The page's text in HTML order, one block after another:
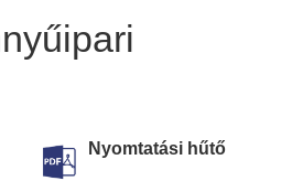
Nyomtatási hűtő